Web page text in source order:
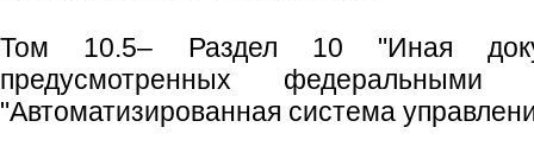
Том 10.5– Раздел 10 "Иная
предусмотренных
"Автоматизированная система